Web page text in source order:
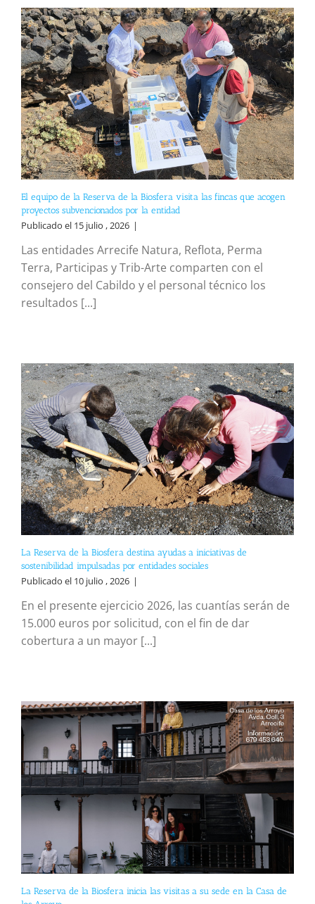
El equipo de la Reserva de la Biosfera visita las fincas que acogen
proyectos subvencionados por la entidad
Publicado el 15 julio , 2026 |
Las entidades Arrecife Natura, Reflota, Perma
Terra, Participas y Trib-Arte comparten con el
consejero del Cabildo y el personal técnico los
resultados [...]
La Reserva de la Biosfera destina ayudas a iniciativas de
sostenibilidad impulsadas por entidades sociales
Publicado el 10 julio , 2026 |
En el presente ejercicio 2026, las cuantías serán de
15.000 euros por solicitud, con el fin de dar
cobertura a un mayor [...]
La Reserva de la Biosfera inicia las visitas a su sede en la Casa de